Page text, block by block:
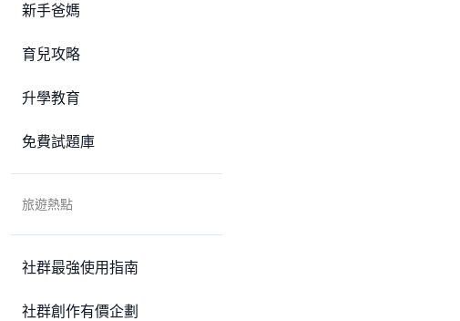
新手爸媽
育兒攻略
升學教育
免費試題庫
旅遊熱點
社群最強使用指南
社群創作有價企劃